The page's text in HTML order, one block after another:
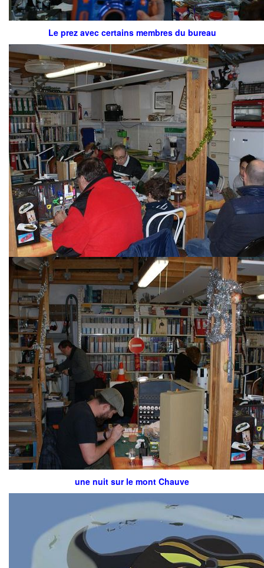
Le prez avec certains membres du bureau
une nuit sur le mont Chauve